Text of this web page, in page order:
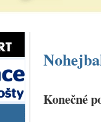
Konečné